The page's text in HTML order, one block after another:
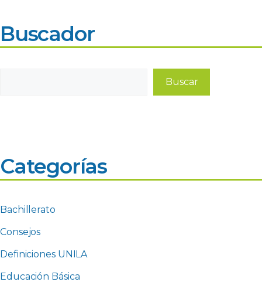
Buscador
Buscar
Categorías
Bachillerato
Consejos
Definiciones UNILA
Educación Básica